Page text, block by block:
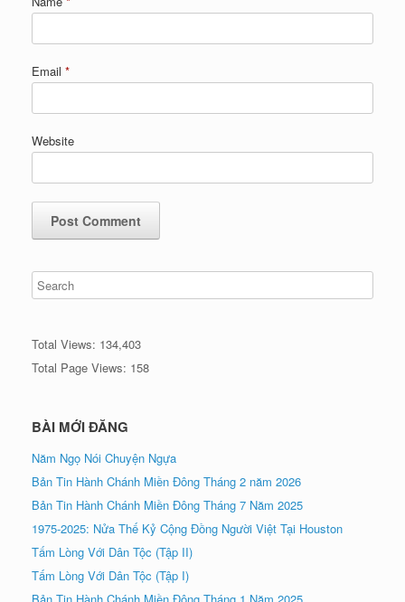
Email *
Website
Total Views: 134,403
Total Page Views: 158
BÀI MỚI ĐĂNG
Năm Ngọ Nói Chuyện Ngựa
Bản Tin Hành Chánh Miền Đông Tháng 2 năm 2026
Bản Tin Hành Chánh Miền Đông Tháng 7 Năm 2025
1975-2025: Nửa Thế Kỷ Cộng Đồng Người Việt Tại Houston
Tấm Lòng Với Dân Tộc (Tập II)
Tấm Lòng Với Dân Tộc (Tập I)